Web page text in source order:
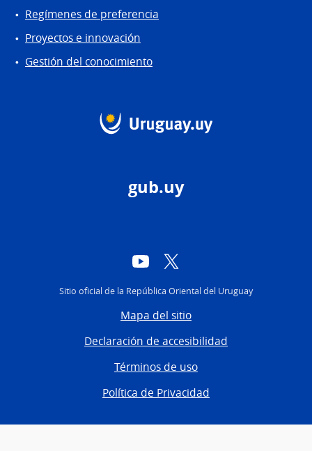
Regímenes de preferencia
Proyectos e innovación
Gestión del conocimiento
gub.uy
YouTube
Sitio oficial de la República Oriental del Uruguay
Mapa del sitio
Declaración de accesibilidad
Términos de uso
Política de Privacidad